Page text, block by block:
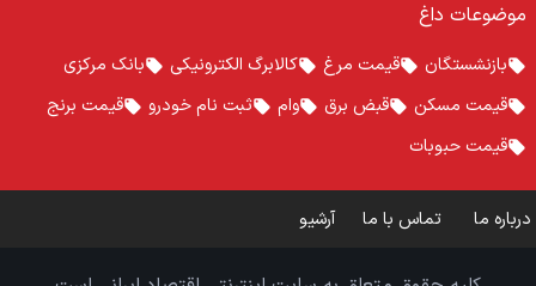
موضوعات داغ
بازنشستگان قیمت مرغ کالابرگ الکترونیکی
بانک مرکزی
قیمت مسکن
قبض برق وام ثبت نام خودرو
قیمت برنج
قیمت حبوبات
درباره ما تماس با ما آرشیو